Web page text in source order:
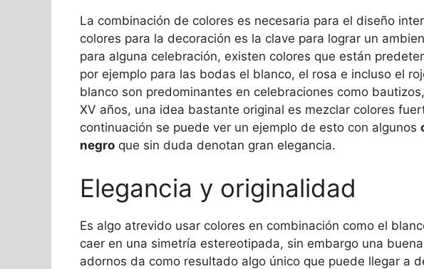
La combinación de colores es necesaria para el diseño
colores para la decoración es la clave para lograr un
para alguna celebración, existen colores que están
por ejemplo para las bodas el blanco, el rosa e incluso el
blanco son predominantes en celebraciones como
XV años, una idea bastante original es mezclar colores
continuación se puede ver un ejemplo de esto con algunos
negro que sin duda denotan gran elegancia.
Elegancia y originalidad
Es algo atrevido usar colores en combinación como el
caer en una simetría estereotipada, sin embargo una
adornos da como resultado algo único que puede llegar a